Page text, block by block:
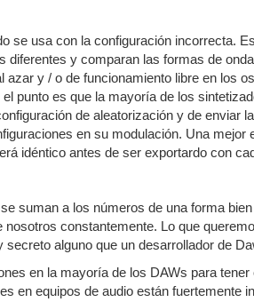
se usa con la configuración incorrecta.
diferentes y comparan las formas de
y / o de funcionamiento libre en los
punto es que la mayoría de los
de aleatorización y de enviar
en su modulación. Una mejor
idéntico antes de ser exportardo con
suman a los números de una forma
constantemente. Lo que
alguno que un desarrollador de
en la mayoría de los DAWs para
en equipos de audio están fuertemente